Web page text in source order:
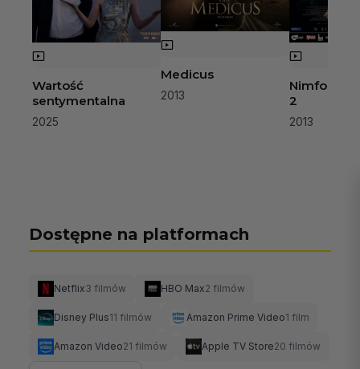
Wartość
sentymentalna
2025
Medicus
2013
2
2013
Dostępne na platformach
Netflix3 filmów HBO Max2 filmów
Disney Plus11 filmów Amazon Prime Video1 film
Amazon Video21 filmów Apple TV Store20 filmów